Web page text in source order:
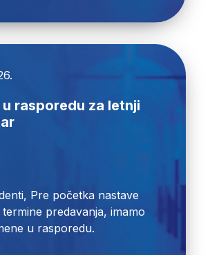
u rasporedu za letnji
Pre početka nastave
predavanja, imamo
u rasporedu.